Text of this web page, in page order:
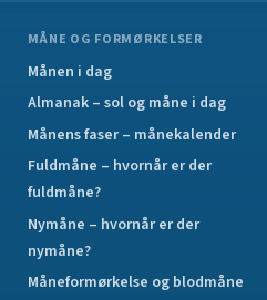
MÅNE OG FORMØRKELSER
Månen i dag
Almanak – sol og måne i dag
Månens faser – månekalender
Fuldmåne – hvornår er der
fuldmåne?
Nymåne – hvornår er der
nymåne?
Måneformørkelse og blodmåne